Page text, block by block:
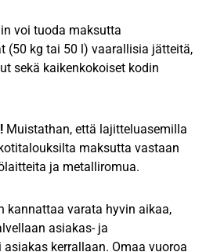
voi tuoda maksutta
(50 kg tai 50 l) vaarallisia jätteitä,
sekä kaikenkokoiset kodin
Muistathan, että lajitteluasemilla
maksutta vastaan
ja metalliromua.
kannattaa varata hyvin aikaa,
asiakas- ja
kerrallaan. Omaa vuoroa